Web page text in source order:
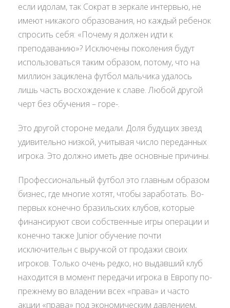
если идолам, так Сократ в зеркале интервью, не
имеют никакого образования, но каждый ребенок
спросить себя: «Почему я должен идти к
преподаванию»? Исключены поколения будут
использоваться таким образом, потому, что на
миллион зациклена футбол мальчика удалось
лишь часть восхождение к славе. Любой другой
черт без обучения – горе-.
Это другой стороне медали. Доля будущих звезд
удивительно низкой, учитывая число переданных
игрока. Это должно иметь две основные причины.
Профессиональный футбол это главным образом
бизнес, где многие хотят, чтобы заработать. Во-
первых конечно бразильских клубов, которые
финансируют свои собственные игры операции и
конечно также Junior обучение почти
исключительн с выручкой от продажи своих
игроков. Только очень редко, но выдавший клуб
находится в момент передачи игрока в Европу по-
прежнему во владении всех «права» и часто
акции «права» под экономическим давлением,